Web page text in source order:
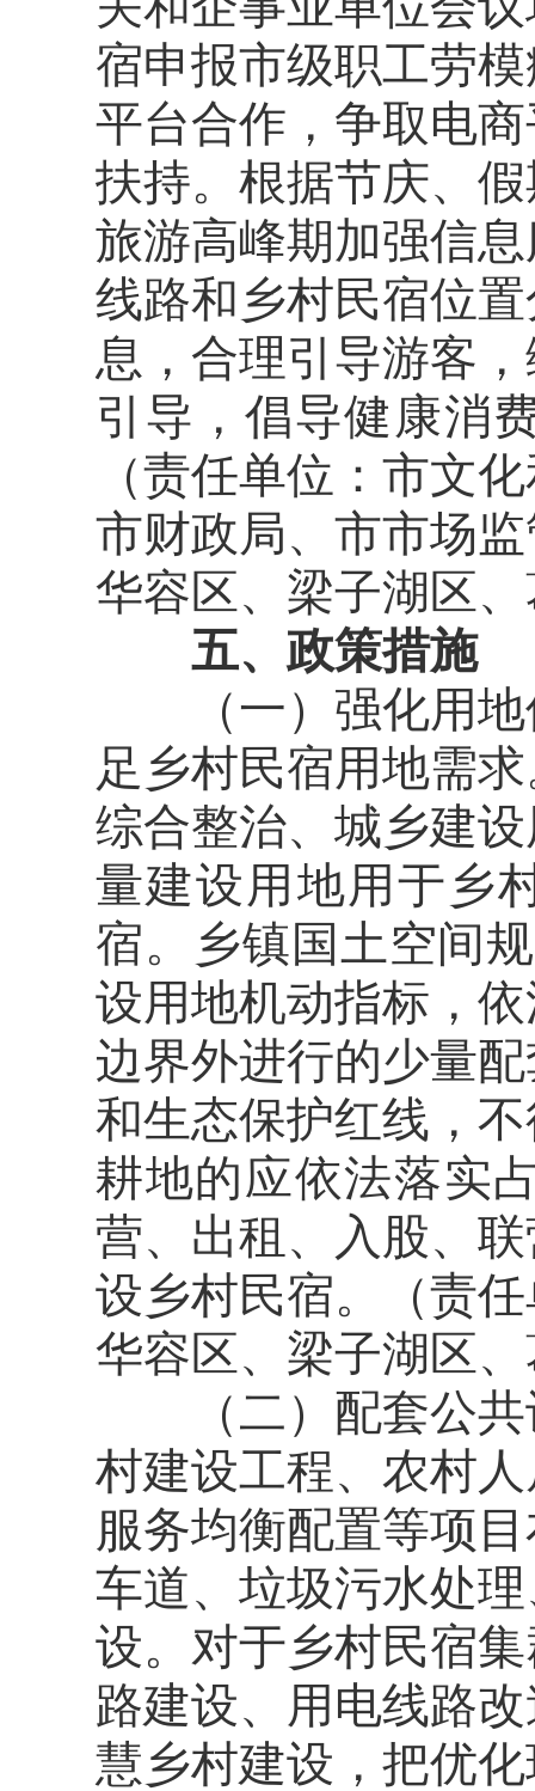
宿申报市级职工劳
平台合作，争取电
扶持。根据节庆、
旅游高峰期加强信
线路和 乡村民宿位
息，合理引导游客
引导，倡导健康消
（责任单位：市文
市财政局、市市场
华容区、梁子湖区
五、政策措施
（一）强化用
足乡村民宿用地需求
综合整治、城乡建
量建设用地用于乡
宿。乡镇国土空间
设用地机动指标，
边界外进行的少量
和生态保护红线，
耕地的应依法落实
营、出租、入股、
设乡村民宿。
（责
华容区、梁子湖区
（二） 配套公
村建设工程、农村
服务均衡配置等项
车道、垃圾污水处
设。对于乡村民宿
路建设、用电线路
慧乡村建设，把优